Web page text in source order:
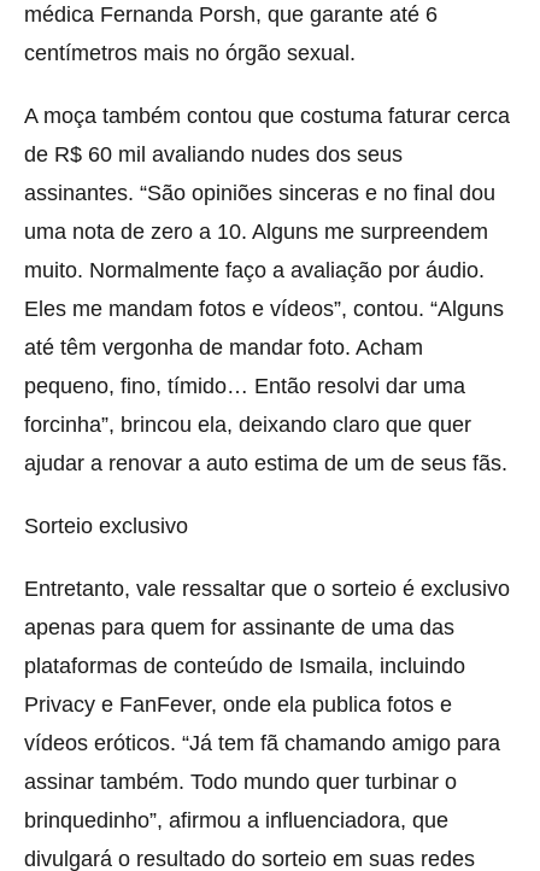
médica Fernanda Porsh, que garante até 6
centímetros mais no órgão sexual.
A moça também contou que costuma faturar cerca
de R$ 60 mil avaliando nudes dos seus
assinantes. “São opiniões sinceras e no final dou
uma nota de zero a 10. Alguns me surpreendem
muito. Normalmente faço a avaliação por áudio.
Eles me mandam fotos e vídeos”, contou. “Alguns
até têm vergonha de mandar foto. Acham
pequeno, fino, tímido… Então resolvi dar uma
forcinha”, brincou ela, deixando claro que quer
ajudar a renovar a auto estima de um de seus fãs.
Sorteio exclusivo
Entretanto, vale ressaltar que o sorteio é exclusivo
apenas para quem for assinante de uma das
plataformas de conteúdo de Ismaila, incluindo
Privacy e FanFever, onde ela publica fotos e
vídeos eróticos. “Já tem fã chamando amigo para
assinar também. Todo mundo quer turbinar o
brinquedinho”, afirmou a influenciadora, que
divulgará o resultado do sorteio em suas redes